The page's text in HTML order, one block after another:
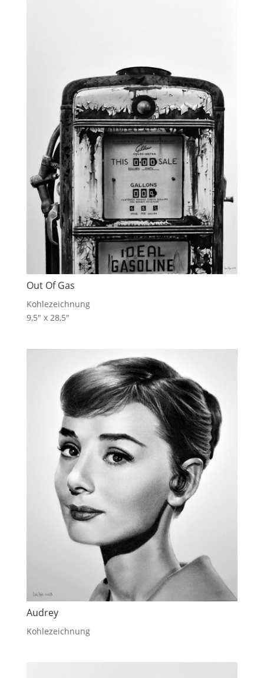
Out Of Gas
Kohlezeichnung
9,5″ x 28,5″
Audrey
Kohlezeichnung